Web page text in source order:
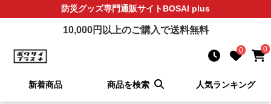
防災グッズ専門通販サイトBOSAI plus
10,000円以上のご購入で送料無料
0 0
新着商品 商品を検索 人気ランキング